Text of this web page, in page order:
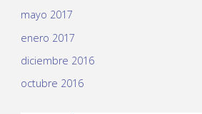
mayo 2017
enero 2017
diciembre 2016
octubre 2016